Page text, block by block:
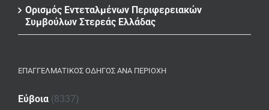
Ορισμός Εντεταλμένων Περιφερειακών
Συμβούλων Στερεάς Ελλάδας
ΕΠΑΓΓΕΛΜΑΤΙΚΌΣ ΟΔΗΓΌΣ ΑΝΆ ΠΕΡΙΟΧΉ
Εύβοια (8337)